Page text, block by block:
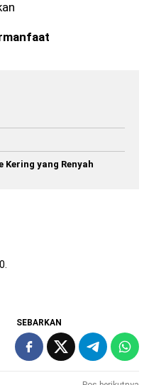
Kering yang Renyah
SEBARKAN